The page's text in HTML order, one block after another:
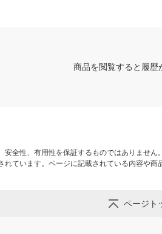
商品を閲覧すると履歴
全性、有用性を保証するものではありません。
ています。ページに記載されている内容や商
ページト